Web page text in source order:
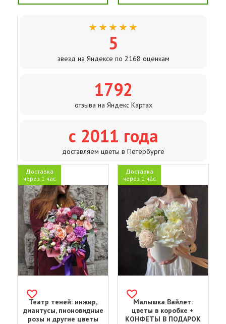
★★★★★
5
звезд на Яндексе по 2168 оценкам
1792
отзыва на Яндекс Картах
с 2011 года
доставляем цветы в Петербурге
Доставка
через 1 час
Театр теней: инжир,
диантусы, пионовидные
розы и другие цветы
Доставка
через 1 час
Малышка Вайлет:
цветы в коробке +
КОНФЕТЫ В ПОДАРОК